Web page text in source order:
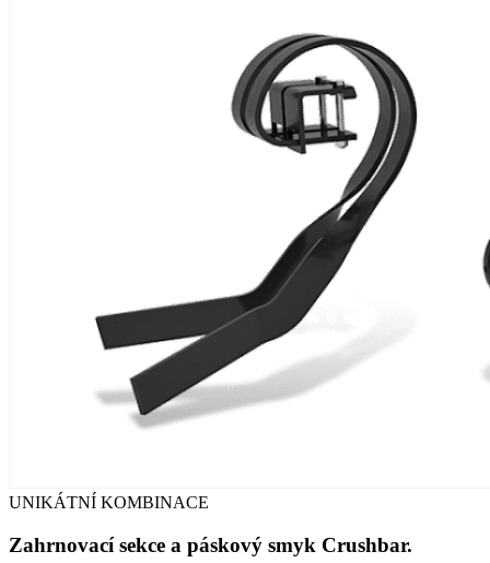
UNIKÁTNÍ KOMBINACE
Zahrnovací sekce a páskový smyk Crushbar.